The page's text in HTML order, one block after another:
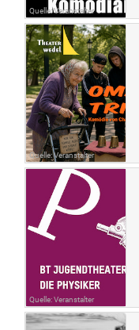
Quelle: Veranstalter
Quelle: Veranstalter
Quelle: Veranstalter